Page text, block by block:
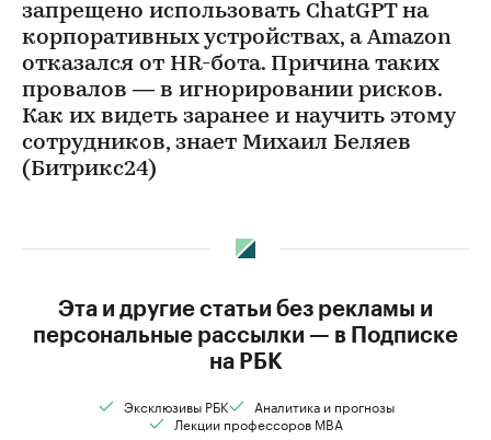
запрещено использовать ChatGPT на
корпоративных устройствах, а Amazon
отказался от HR-бота. Причина таких
провалов — в игнорировании рисков.
Как их видеть заранее и научить этому
сотрудников, знает Михаил Беляев
(Битрикс24)
Эта и другие статьи без рекламы и
персональные рассылки — в Подписке
на РБК
Эксклюзивы РБК
Аналитика и прогнозы
Лекции профессоров MBA